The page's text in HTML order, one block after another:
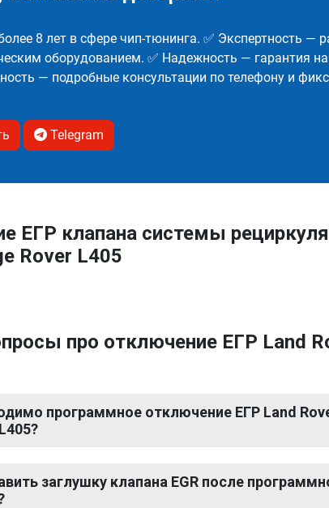
8 лет в сфере чип-тюнинга. ✅ Экспертность —
оборудованием. ✅ Надежность — гарантия
— подробные консультации по телефону и
Telegram
ЕГР клапана системы
Rover L405
про отключение ЕГР Land
программное отключение ЕГР Land
заглушку клапана EGR после